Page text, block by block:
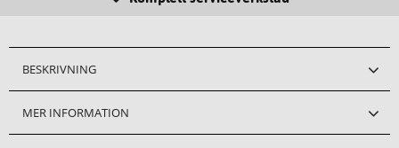
BESKRIVNING
MER INFORMATION